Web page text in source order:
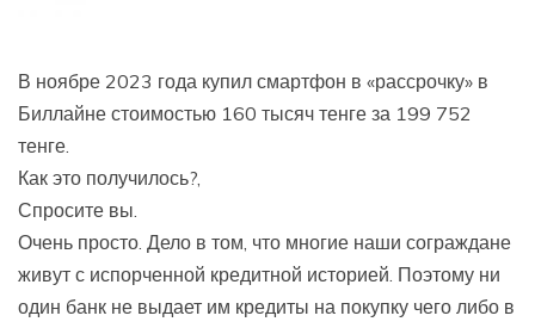
В ноябре 2023 года купил смартфон в «рассрочку» в
Биллайне стоимостью 160 тысяч тенге за 199 752
тенге.
Как это получилось?,
Спросите вы.
Очень просто. Дело в том, что многие наши сограждане
живут с испорченной кредитной историей. Поэтому ни
один банк не выдает им кредиты на покупку чего либо в